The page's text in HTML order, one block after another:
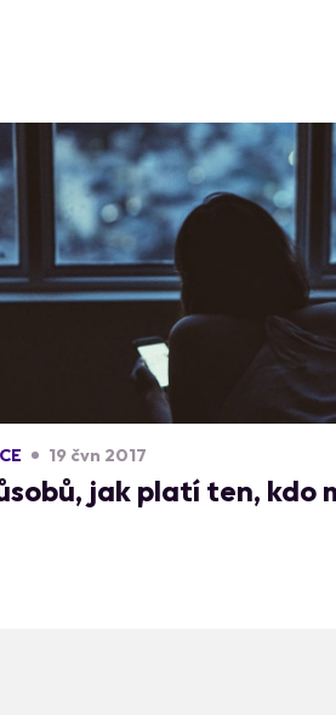
19 čvn 2017
jak platí ten, kdo